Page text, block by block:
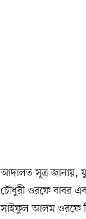
আদালত সূত্র জানায়,
চৌধুরী ওরফে বাবর
সাইফুল আলম ওরফে